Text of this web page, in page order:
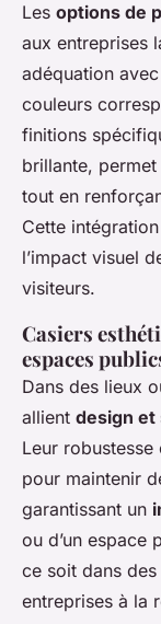
Les options de
aux entreprises
adéquation
couleurs
finitions
brillante, permet
tout en
Cette
l’impact visuel
visiteurs.
Casiers
espaces
Dans des lieux
allient design et
Leur
pour maintenir
garantissant un
ou d’un espace
ce soit dans
entreprises à la